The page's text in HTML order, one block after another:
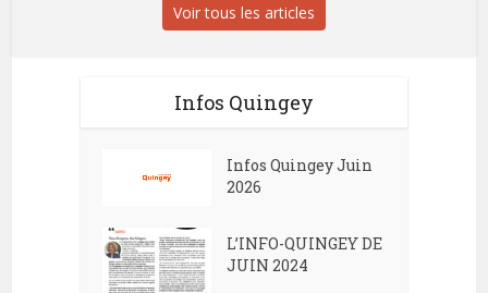
Voir tous les articles
Infos Quingey
Infos Quingey Juin
2026
L’INFO-QUINGEY DE
JUIN 2024